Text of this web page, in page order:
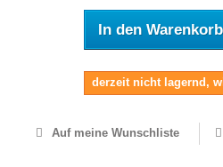
In den Warenkorb
derzeit nicht lagernd,
Auf meine Wunschliste